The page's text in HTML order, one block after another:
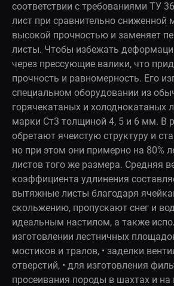
соответствии с требованиями ТУ
лист при сравнительно сниженной
высокой прочностью и заменяет
листы. Чтобы избежать
через прессующие валики, что
прочность и равномерность. Его
специальном оборудовании из
горячекатаных и холоднокатаных
марки Ст3 толщиной 4, 5 и 6 мм. В
обретают ячеистую структуру и
но при этом они примерно на 80%
листов того же размера. Средняя
коэффициента удлинения
вытяжные листы благодаря
скольжению, пропускают снег и
идеальным настилом, а также
изготовлении лестничных
мостиков и тралов, • заделки
отверстий, • для изготовления
просеивания породы в шахтах и на